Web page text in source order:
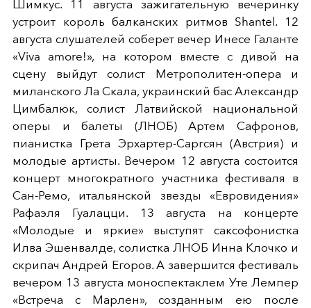
Шимкус. 11 августа зажигательную вечеринку
устроит король балканских ритмов Shantel. 12
августа слушателей соберет вечер Инесе Галанте
«Viva amore!», на котором вместе с дивой на
сцену выйдут солист Метрополитен-опера и
миланского Ла Скала, украинский бас Александр
Цимбалюк, солист Латвийской национальной
оперы и балеты (ЛНОБ) Артем Сафронов,
пианистка Грета Эрхартер-Саргсян (Австрия) и
молодые артисты. Вечером 12 августа состоится
концерт многократного участника фестиваля в
Сан-Ремо, итальянской звезды «Евровидения»
Рафаэля Гуалацци. 13 августа на концерте
«Молодые и яркие» выступят саксофонистка
Илва Эшенвалде, солистка ЛНОБ Инна Клочко и
скрипач Андрей Егоров. А завершится фестиваль
вечером 13 августа моноспектаклем Уте Лемпер
«Встреча с Марлен», созданным ею после